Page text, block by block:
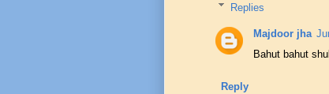
Replies
Majdoor jha
Bahut bahut
Reply